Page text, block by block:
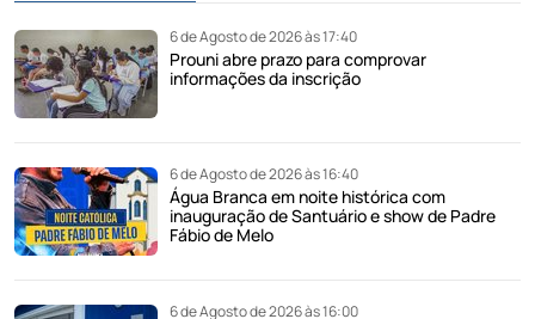
6 de Agosto de 2026 às 17:40
Prouni abre prazo para comprovar
informações da inscrição
6 de Agosto de 2026 às 16:40
Água Branca em noite histórica com
inauguração de Santuário e show de Padre
Fábio de Melo
6 de Agosto de 2026 às 16:00